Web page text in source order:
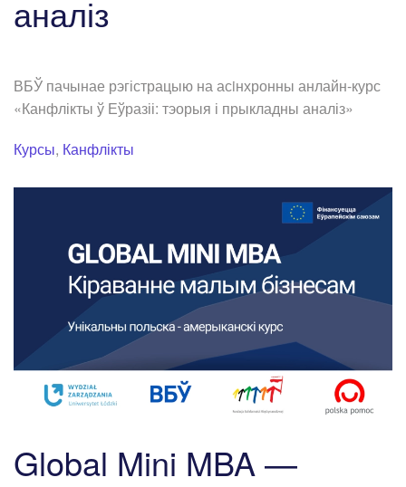
аналіз
ВБЎ пачынае рэгістрацыю на асiнхронны анлайн-курс
«Канфлікты ў Еўразіі: тэорыя і прыкладны аналіз»
Курсы, Канфлікты
Global Mini MBA —